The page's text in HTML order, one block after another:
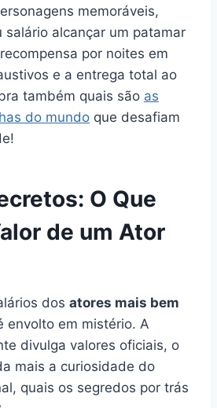
memoráveis,
salário alcançar um patamar
por noites em
e a entrega total ao
também quais são as
do mundo que desafiam
O Que
de um Ator
dos atores mais bem
envolto em mistério. A
divulga valores oficiais, o
mais a curiosidade do
quais os segredos por trás